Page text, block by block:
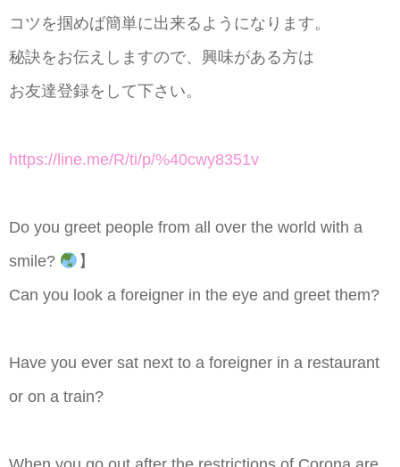
コツを掴めば簡単に出来るようになります。
秘訣をお伝えしますので、興味がある方は
お友達登録をして下さい。
https://line.me/R/ti/p/%40cwy8351v
Do you greet people from all over the world with a
smile?
】
Can you look a foreigner in the eye and greet them?
Have you ever sat next to a foreigner in a restaurant
or on a train?